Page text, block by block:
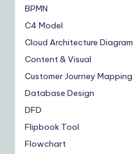
BPMN
C4 Model
Cloud Architecture Diagram
Content & Visual
Customer Journey Mapping
Database Design
DFD
Flipbook Tool
Flowchart